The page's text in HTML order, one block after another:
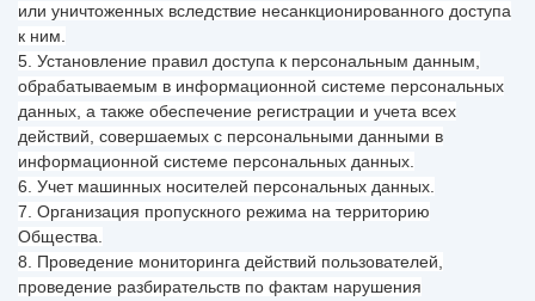
или уничтоженных вследствие несанкционированного доступа
к ним.
5. Установление правил доступа к персональным данным,
обрабатываемым в информационной системе персональных
данных, а также обеспечение регистрации и учета всех
действий, совершаемых с персональными данными в
информационной системе персональных данных.
6. Учет машинных носителей персональных данных.
7. Организация пропускного режима на территорию
Общества.
8. Проведение мониторинга действий пользователей,
проведение разбирательств по фактам нарушения